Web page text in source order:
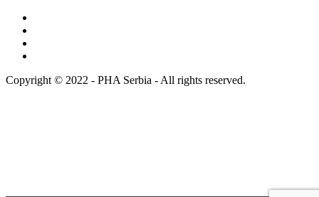
Copyright © 2022 - PHA Serbia - All rights reserved.